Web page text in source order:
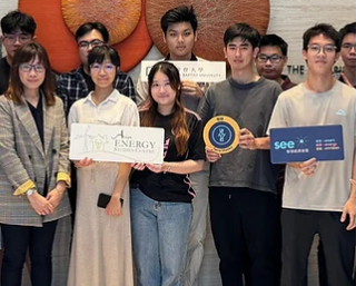
組進行 VR 體驗和低碳 遊戲。在虛擬社區情
境中，參加者需作出不同能源選擇，例如規
可再生能源設施、平衡資源 分配，以及模擬
低碳決策。而低碳遊戲讓參加者認識日常節
方法，包括夏季用電管理及綠色 生活習慣，
同時了解節能行為如何轉化為具體環境效益
最後透過繪畫及拼貼創作，讓參加者 表達對
低碳行動的想法，將抽象的環保概念向其他
分享。 完成工作坊後，浸大同